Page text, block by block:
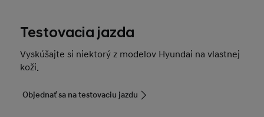
Testovacia jazda
Vyskúšajte si niektorý z modelov Hyundai na vlastnej
koži.
Objednať sa na testovaciu jazdu